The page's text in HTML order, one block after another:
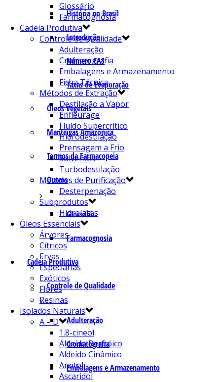
História no Brasil
Introdução
Número CAS
Taxas de Evaporação
Óleos Vegetais
Manteigas Amazônica
Termos da Farmacopeia
Outros
Glossário
Farmacognosia
Cadeia Produtiva
Controle de Qualidade
Adulteração
Cromatografia
Embalagens e Armazenamento
Glossário
Farmacognosia
Cadeia Produtiva
Controle de Qualidade
Adulteração
Cromatografia
Embalagens e Armazenamento
Ficha Técnica
Métodos de Extração
Destilação a Vapor
Enfleurage
Fluído Supercrítico
Hidrodestilação
Prensagem a Frio
Solventes
Turbodestilação
Métodos de Purificação
Desterpenação
Subprodutos
Hidrolatos
Óleos Essenciais
Árvores
Cítricos
Ervas
Especiarias
Exóticos
Flores
Resinas
Isolados Naturais
A – D
1.8-cineol
Aldeído Benzóico
Aldeído Cinâmico
Anetol
Ascaridol